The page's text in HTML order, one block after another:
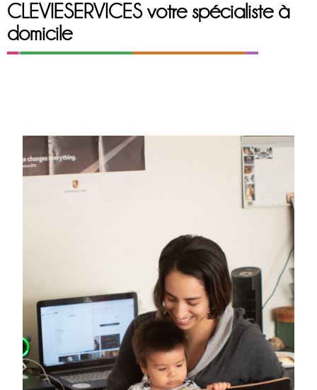
CLEVIESERVICES votre spécialiste à
domicile